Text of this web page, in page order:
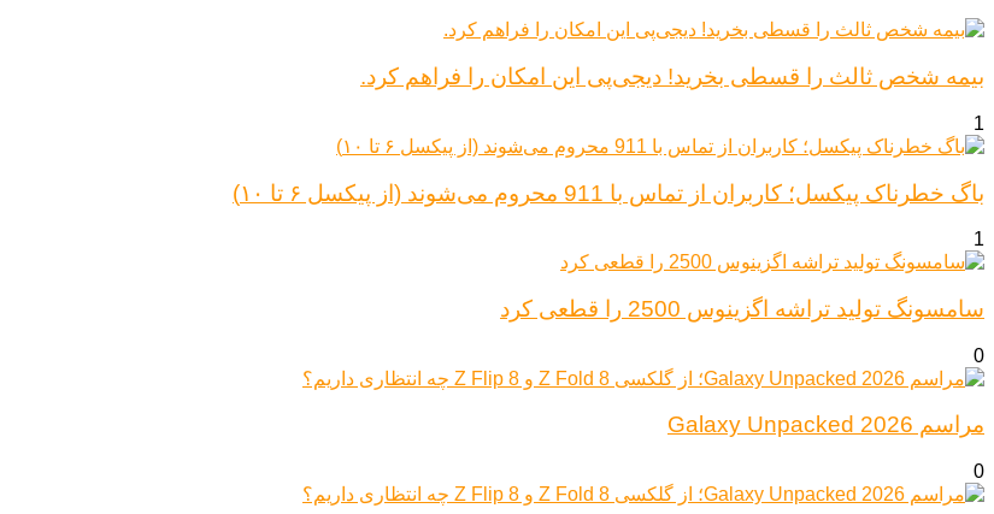
بیمه شخص ثالث را قسطی بخرید! دیجی‌پی این امکان را فراهم کرد.
1
باگ خطرناک پیکسل؛ کاربران از تماس با 911 محروم می‌شوند (از پیکسل ۶ تا ۱۰)
1
سامسونگ تولید تراشه اگزینوس 2500 را قطعی کرد
0
مراسم Galaxy Unpacked 2026
0